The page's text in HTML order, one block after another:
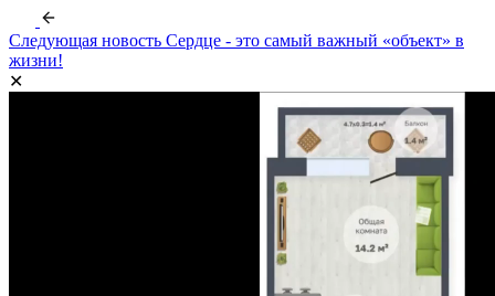
Следующая новость Сердце - это самый важный «объект» в
жизни!
✕